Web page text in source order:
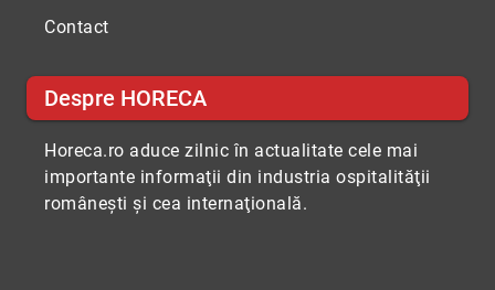
Contact
Despre HORECA
Horeca.ro aduce zilnic în actualitate cele mai
importante informaţii din industria ospitalităţii
româneşti şi cea internaţională.